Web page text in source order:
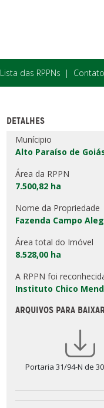
Lista das RPPNs Contato
DETALHES
Munícipio
Alto Paraíso de
Área da RPPN
7.500,82 ha
Nome da Propriedade
Fazenda Campo
Área total do Imóvel
8.528,00 ha
A RPPN foi
Instituto Chico
ARQUIVOS PARA BAIXAR
Portaria 31/94-N de